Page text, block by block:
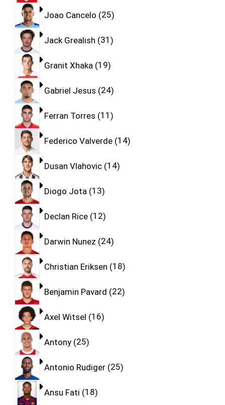
Joao Cancelo 25
Jack Grealish 31
Granit Xhaka 19
Gabriel Jesus 24
Ferran Torres 11
Federico Valverde 14
Dusan Vlahovic 14
Diogo Jota 13
Declan Rice 12
Darwin Nunez 24
Christian Eriksen 18
Benjamin Pavard 22
Axel Witsel 16
Antony 25
Antonio Rudiger 25
Ansu Fati 18